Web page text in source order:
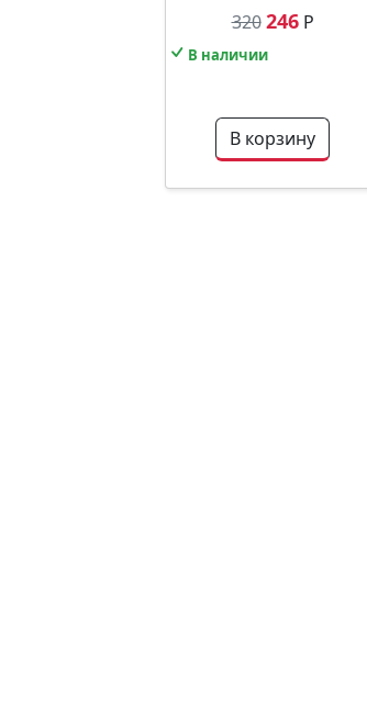
320 246Р
В наличии
В корзину